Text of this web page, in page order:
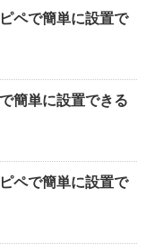
ペで簡単に設置で
簡単に設置できる
ペで簡単に設置で